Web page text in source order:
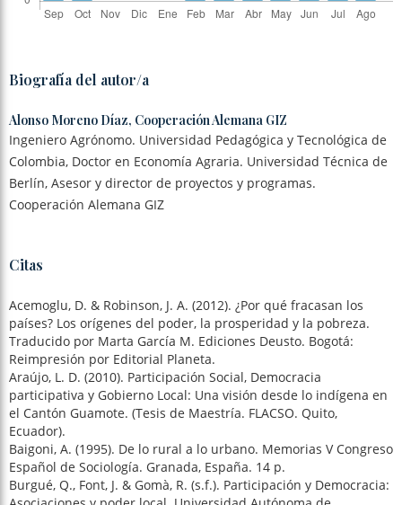
Biografía del autor/a
Alonso Moreno Díaz, Cooperación Alemana GIZ
Ingeniero Agrónomo. Universidad Pedagógica y Tecnológica de
Colombia, Doctor en Economía Agraria. Universidad Técnica de
Berlín, Asesor y director de proyectos y programas.
Cooperación Alemana GIZ
Citas
Acemoglu, D. & Robinson, J. A. (2012). ¿Por qué fracasan los
países? Los orígenes del poder, la prosperidad y la pobreza.
Traducido por Marta García M. Ediciones Deusto. Bogotá:
Reimpresión por Editorial Planeta.
Araújo, L. D. (2010). Participación Social, Democracia
participativa y Gobierno Local: Una visión desde lo indígena en
el Cantón Guamote. (Tesis de Maestría. FLACSO. Quito,
Ecuador).
Baigoni, A. (1995). De lo rural a lo urbano. Memorias V Congreso
Español de Sociología. Granada, España. 14 p.
Burgué, Q., Font, J. & Gomà, R. (s.f.). Participación y Democracia: